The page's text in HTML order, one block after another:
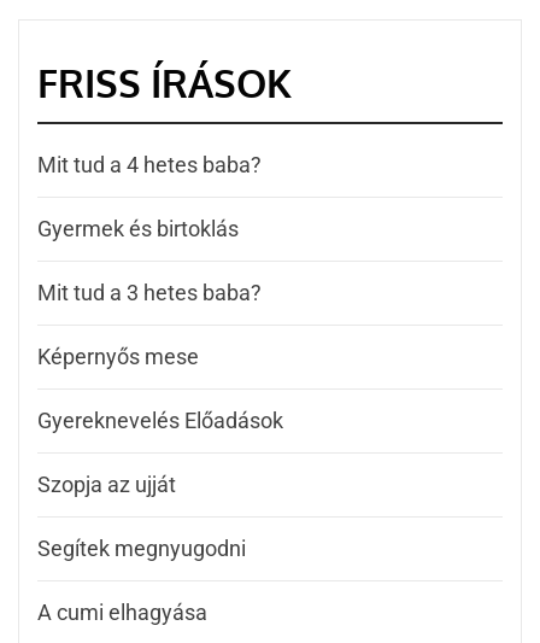
FRISS ÍRÁSOK
Mit tud a 4 hetes baba?
Gyermek és birtoklás
Mit tud a 3 hetes baba?
Képernyős mese
Gyereknevelés Előadások
Szopja az ujját
Segítek megnyugodni
A cumi elhagyása